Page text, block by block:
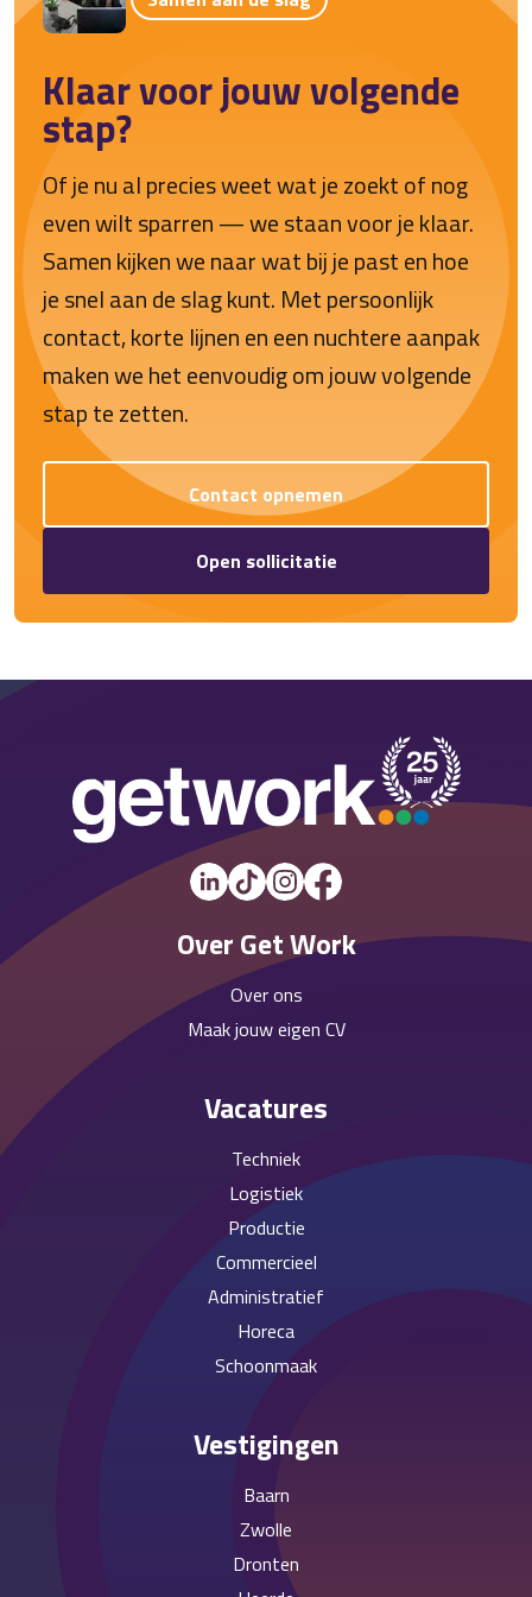
Klaar voor jouw volgende
stap?
Of je nu al precies weet wat je zoekt of nog
even wilt sparren — we staan voor je klaar.
Samen kijken we naar wat bij je past en hoe
je snel aan de slag kunt. Met persoonlijk
contact, korte lijnen en een nuchtere aanpak
maken we het eenvoudig om jouw volgende
stap te zetten.
Contact opnemen
Open sollicitatie
Over Get Work
Over ons
Maak jouw eigen CV
Vacatures
Techniek
Logistiek
Productie
Commercieel
Administratief
Horeca
Schoonmaak
Vestigingen
Baarn
Zwolle
Dronten